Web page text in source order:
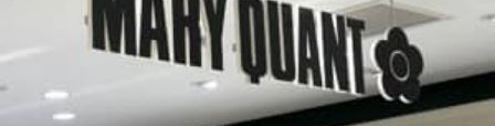
地域
教育・育児